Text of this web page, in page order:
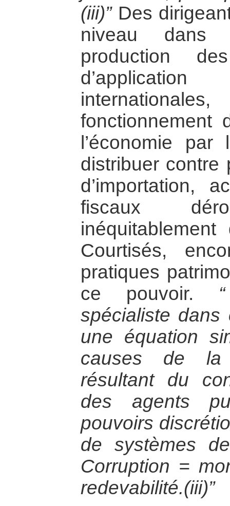
(iii)”Des
niveau dans
production
fonctionnement
l’économie
distribuer contre
d’importation,
fiscaux
Courtisés,
pratiques
ce pouvoir.
spécialiste dans
une équation
causes de la
résultant du
des agents
pouvoirs
de systèmes
Corruption =
redevabilité.(iii)”